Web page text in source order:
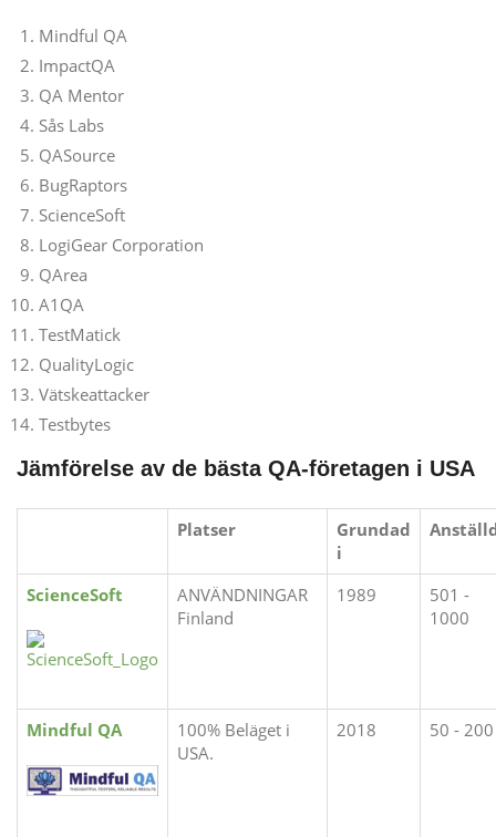
Mindful QA
ImpactQA
QA Mentor
Sås Labs
QASource
BugRaptors
ScienceSoft
LogiGear Corporation
QArea
A1QA
TestMatick
QualityLogic
Vätskeattacker
Testbytes
Jämförelse av de bästa QA-företagen i USA
Platser
Grundad
i
ScienceSoft
ANVÄNDNINGAR
Finland
1989
501 -
1000
Mindful QA
100% Beläget i
USA.
2018 50 - 200